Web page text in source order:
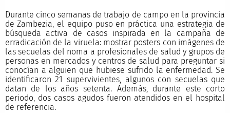
Durante cinco semanas de trabajo de campo en la provincia
de Zambezia, el equipo puso en práctica una estrategia de
búsqueda activa de casos inspirada en la campaña de
erradicación de la viruela: mostrar posters con imágenes de
las secuelas del noma a profesionales de salud y grupos de
personas en mercados y centros de salud para preguntar si
conocían a alguien que hubiese sufrido la enfermedad. Se
identificaron 21 supervivientes, algunos con secuelas que
datan de los años setenta. Además, durante este corto
periodo, dos casos agudos fueron atendidos en el hospital
de referencia.